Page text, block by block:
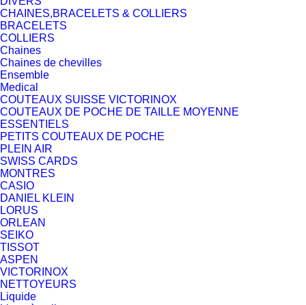
CHAINES,BRACELETS & COLLIERS
BRACELETS
COLLIERS
Chaines
Chaines de chevilles
Ensemble
Medical
COUTEAUX SUISSE VICTORINOX
COUTEAUX DE POCHE DE TAILLE MOYENNE
ESSENTIELS
PETITS COUTEAUX DE POCHE
PLEIN AIR
SWISS CARDS
MONTRES
CASIO
DANIEL KLEIN
LORUS
ORLEAN
SEIKO
TISSOT
ASPEN
VICTORINOX
NETTOYEURS
Liquide